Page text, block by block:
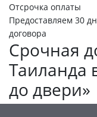
Отсрочка оплаты
Предоставляем 30
договора
Срочная
Таиланда
до двери»